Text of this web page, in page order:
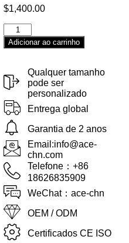
$1,400.00
Adicionar ao carrinho
Qualquer tamanho
pode ser
personalizado
Entrega global
Garantia de 2 anos
Email:info@ace-
chn.com
Telefone：+86
18626835909
WeChat：ace-chn
OEM / ODM
Certificados CE ISO